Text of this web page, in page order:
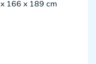
166 x 189 cm